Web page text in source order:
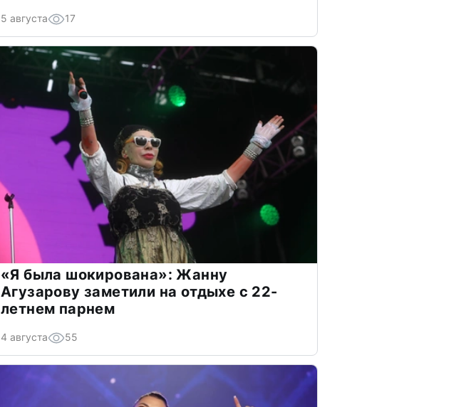
5 августа 17
«Я была шокирована»: Жанну
Агузарову заметили на отдыхе с 22-
летнем парнем
4 августа 55